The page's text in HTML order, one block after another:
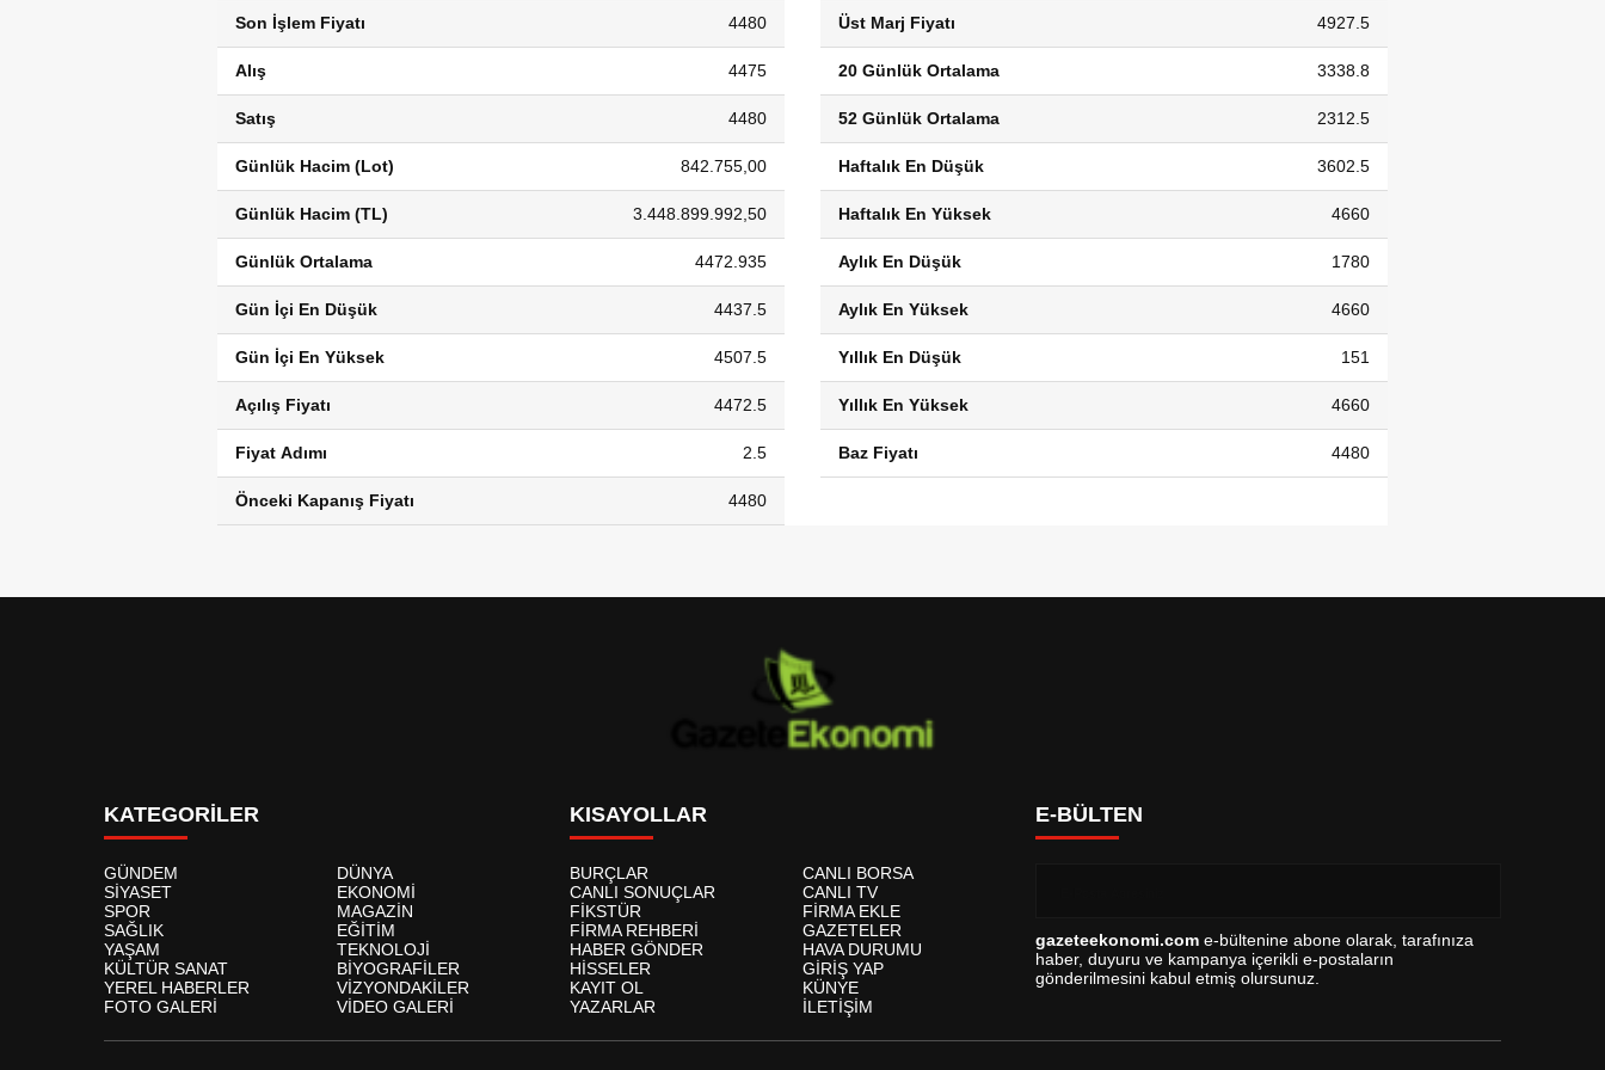
Son İşlem Fiyatı 4480
Alış 4475
Satış 4480
Günlük Hacim (Lot) 842.755,00
Günlük Hacim (TL) 3.448.899.992,50
Günlük Ortalama 4472.935
Gün İçi En Düşük 4437.5
Gün İçi En Yüksek 4507.5
Açılış Fiyatı 4472.5
Fiyat Adımı 2.5
Önceki Kapanış Fiyatı 4480
Üst Marj Fiyatı 4927.5
20 Günlük Ortalama 3338.8
52 Günlük Ortalama 2312.5
Haftalık En Düşük 3602.5
Haftalık En Yüksek 4660
Aylık En Düşük 1780
Aylık En Yüksek 4660
Yıllık En Düşük 151
Yıllık En Yüksek 4660
Baz Fiyatı 4480
KATEGORİLER
GÜNDEM
DÜNYA
SİYASET
EKONOMİ
SPOR
MAGAZİN
SAĞLIK
EĞİTİM
YAŞAM
TEKNOLOJİ
KÜLTÜR SANAT
BİYOGRAFİLER
YEREL HABERLER
VİZYONDAKİLER
FOTO GALERİ
VİDEO GALERİ
KISAYOLLAR
BURÇLAR
CANLI BORSA
CANLI SONUÇLAR
CANLI TV
FİKSTÜR
FİRMA EKLE
FİRMA REHBERİ
GAZETELER
HABER GÖNDER
HAVA DURUMU
HİSSELER
GİRİŞ YAP
KAYIT OL
KÜNYE
YAZARLAR
İLETİŞİM
E-BÜLTEN
gazeteekonomi.com e-bültenine abone olarak, tarafınıza
haber, duyuru ve kampanya içerikli e-postaların
gönderilmesini kabul etmiş olursunuz.